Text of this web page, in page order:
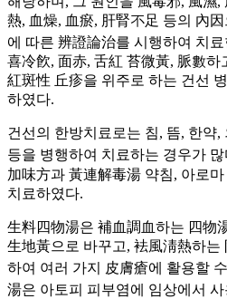
熱, 血燥, 血瘀, 肝腎不足 등의 內
에 따른 辨證論治를 시행하여 치
喜冷飮, 面赤, 舌紅 苔微黃, 脈數
紅斑性 丘疹을 위주로 하는 건선
하였다.
건선의 한방치료로는 침, 뜸, 한약,
등을 병행하여 치료하는 경우가 많
加味方과 黃連解毒湯 약침, 아로
치료하였다.
生料四物湯은 補血調血하는 四物
生地黃으로 바꾸고, 袪風淸熱하는
하여 여러 가지 皮膚瘡에 활용할
湯은 아토피 피부염에 임상에서